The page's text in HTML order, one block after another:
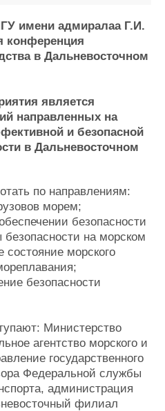
Флот
Галерея флота
Все службы
имени адмиралаа Г.И.
конференция
в Дальневосточном
является
направленных на
и безопасной
в Дальневосточном
по направлениям:
морем;
безопасности
на морском
состояние морского
безопасности
Министерство
агентство морского и
государственного
Федеральной службы
администрация
филиал